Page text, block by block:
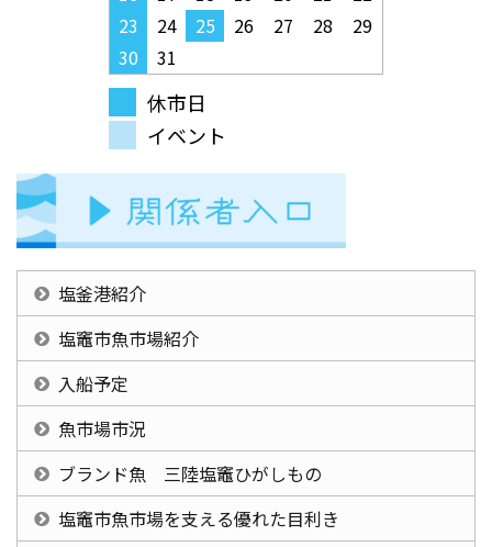
23
24 25 26 27 28
29
30
31
休市日
イベント
塩釜港紹介
塩竈市魚市場紹介
入船予定
魚市場市況
ブランド魚 三陸塩竈ひがしもの
塩竈市魚市場を支える優れた目利き